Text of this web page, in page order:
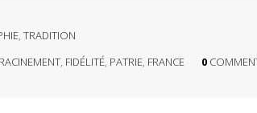
, TRADITION
, FIDÉLITÉ, PATRIE, FRANCE 0